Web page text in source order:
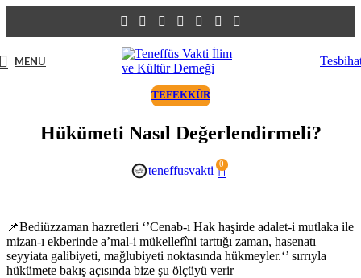
MENU
TEFEKKÜR
Hükümeti Nasıl Değerlendirmeli?
teneffusvakti 0
📌Bediüzzaman hazretleri ‘’Cenab-ı Hak haşirde adalet-i mutlaka ile
mizan-ı ekberinde a’mal-i mükellefîni tarttığı zaman, hasenatı
seyyiata galibiyeti, mağlubiyeti noktasında hükmeyler.‘’ sırrıyla
hükümete bakış açısında bize şu ölçüyü verir